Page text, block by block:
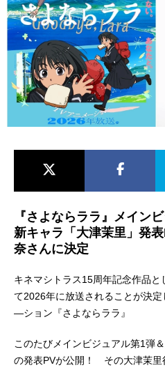
アニメ記事一覧
アニメ映画一覧
今期アニメ曜日別一覧
春アニメ
男性声優/女性声優一覧
『さよならララ』メイン
新キャラ「大津茉里」発
奈さんに決定
キネマシトラス15周年記念作品
て2026年に放送されることが決
―ション『さよならララ』
このたびメインビジュアル第1弾
の発表PVが公開！ その大津茉里